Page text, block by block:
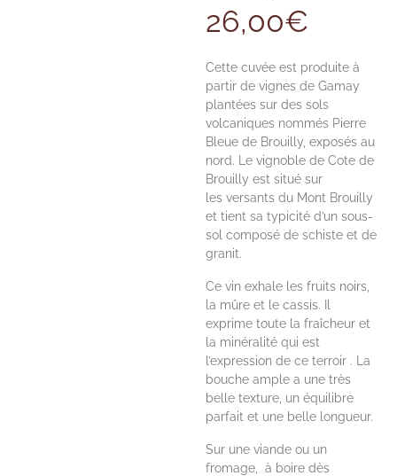
26,00€
Cette cuvée est produite à
partir de vignes de Gamay
plantées sur des sols
volcaniques nommés Pierre
Bleue de Brouilly, exposés au
nord. Le vignoble de Cote de
Brouilly est situé sur
les versants du Mont Brouilly
et tient sa typicité d’un sous-
sol composé de schiste et de
granit.
Ce vin exhale les fruits noirs,
la mûre et le cassis. Il
exprime toute la fraîcheur et
la minéralité qui est
l’expression de ce terroir . La
bouche ample a une très
belle texture, un équilibre
parfait et une belle longueur.
Sur une viande ou un
fromage,à boire dès